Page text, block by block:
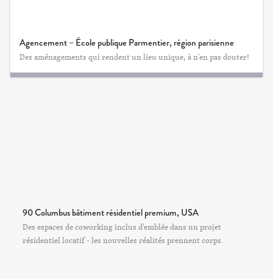
Agencement – École publique Parmentier, région parisienne
Des aménagements qui rendent un lieu unique, à n'en pas douter!
90 Columbus bâtiment résidentiel premium, USA
Des espaces de coworking inclus d'emblée dans un projet
résidentiel locatif - les nouvelles réalités prennent corps.